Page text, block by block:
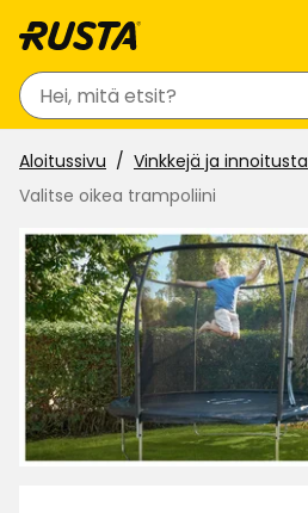
Haku
Aloitussivu
Vinkkejä ja innoitusta
Valitse oikea trampoliini